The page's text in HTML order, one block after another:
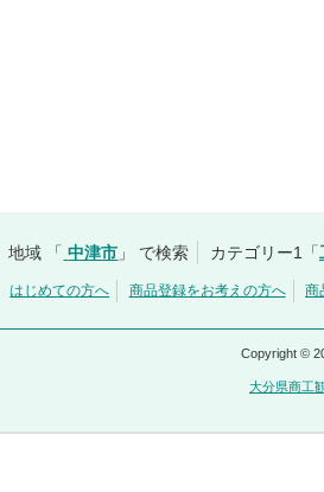
地域 「 中津市 」 で検索 カテゴリー1「
はじめての方へ 商品登録をお考えの方へ 商
Copyright ©
大分県商工